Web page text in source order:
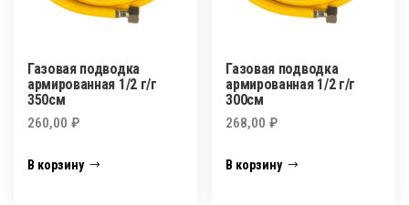
Газовая подводка
армированная 1/2 г/г
350см
260,00 ₽
В корзину
Газовая подводка
армированная 1/2 г/г
300см
268,00₽
В корзину